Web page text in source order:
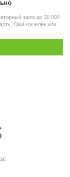
заем до 30 000
Qiwi кошелёк или